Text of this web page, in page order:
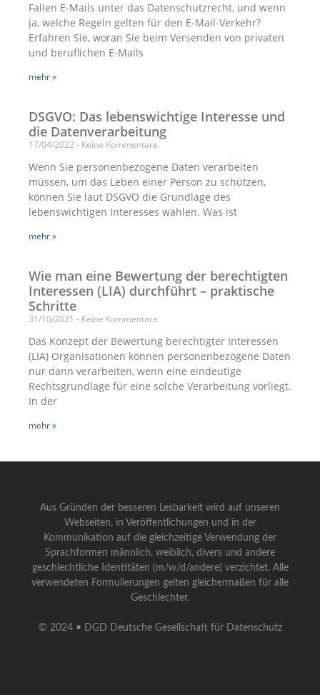
Fallen E-Mails unter das Datenschutzrecht, und wenn
ja, welche Regeln gelten für den E-Mail-Verkehr?
Erfahren Sie, woran Sie beim Versenden von privaten
und beruflichen E-Mails
mehr »
DSGVO: Das lebenswichtige Interesse und
die Datenverarbeitung
17/04/2022 Keine Kommentare
Wenn Sie personenbezogene Daten verarbeiten
müssen, um das Leben einer Person zu schützen,
können Sie laut DSGVO die Grundlage des
lebenswichtigen Interesses wählen. Was ist
mehr »
Wie man eine Bewertung der berechtigten
Interessen (LIA) durchführt – praktische
Schritte
31/10/2021 Keine Kommentare
Das Konzept der Bewertung berechtigter Interessen
(LIA) Organisationen können personenbezogene Daten
nur dann verarbeiten, wenn eine eindeutige
Rechtsgrundlage für eine solche Verarbeitung vorliegt.
In der
mehr »
Aus Gründen der besseren Lesbarkeit wird auf unseren
Webseiten, in Veröffentlichungen und in der
Kommunikation auf die gleichzeitige Verwendung der
Sprachformen männlich, weiblich, divers und andere
geschlechtliche Identitäten (m/w/d/andere) verzichtet. Alle
verwendeten Formulierungen gelten gleichermaßen für alle
Geschlechter.
© 2024 • DGD Deutsche Gesellschaft für Datenschutz